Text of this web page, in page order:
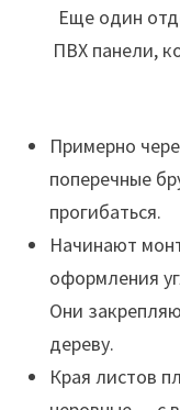
Еще один
ПВХ панели,
Примерно
поперечные
прогибаться.
Начинают
оформления
Они
дереву.
Края листов